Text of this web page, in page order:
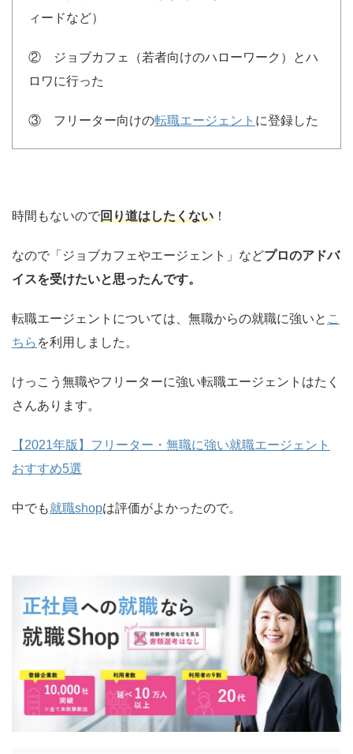
ィードなど）
② ジョブカフェ（若者向けのハローワーク）とハ
ロワに行った
③ フリーター向けの転職エージェント に登録した
時間もないので回り道はしたくない ！
なので「ジョブカフェやエージェント」などプロのアドバ
イスを受けたいと思ったんです。
転職エージェントについては、無職からの就職に強いと こ
ちら を利用しました。
けっこう無職やフリーターに強い転職エージェントはたく
さんあります。
【2021年版】フリーター・無職に強い就職エージェント
おすすめ5選
中でも就職shopは評価がよかったので。